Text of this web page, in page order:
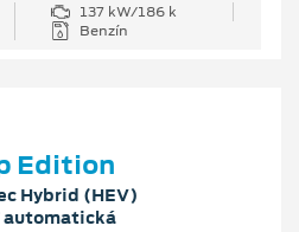
137 kW/186 k
Benzín
Edition
Hybrid (HEV)
automatická